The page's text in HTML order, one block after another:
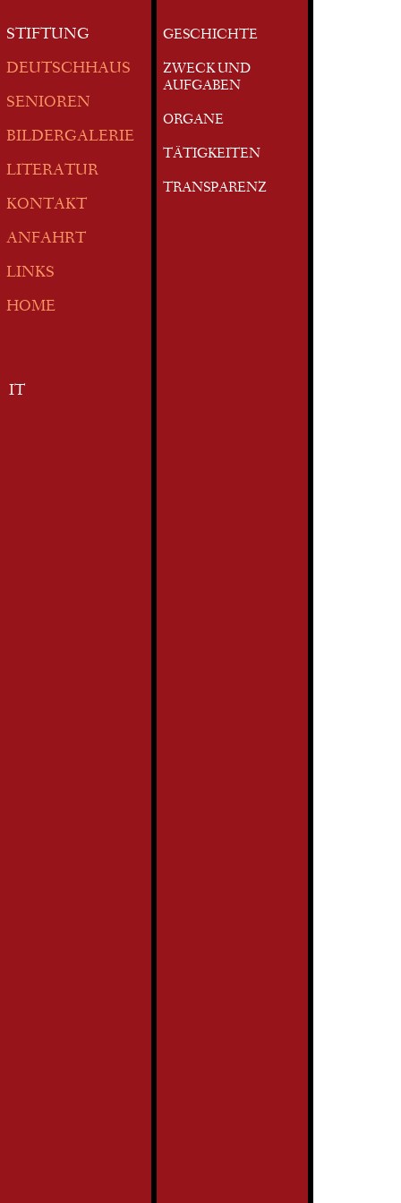
STIFTUNG
DEUTSCHHAUS
SENIOREN
BILDERGALERIE
LITERATUR
KONTAKT
ANFAHRT
LINKS
HOME
IT
GESCHICHTE
ZWECK UND
AUFGABEN
ORGANE
TÄTIGKEITEN
TRANSPARENZ